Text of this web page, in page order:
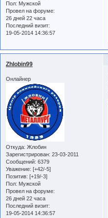
Пол: Мужской
Провел на форуме:
26 дней 22 часа
Последний визит:
19-05-2014 14:36:57
Zhlobin99
Онлайнер
Откуда: Жлобин
Зарегистрирован: 23-03-2011
Сообщений: 6379
Уважение: [+42/-5]
Позитив: [+19/-3]
Пол: Мужской
Провел на форуме:
26 дней 22 часа
Последний визит:
19-05-2014 14:36:57